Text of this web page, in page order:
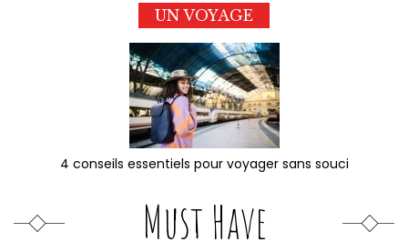
UN VOYAGE
4 conseils essentiels pour voyager sans souci
Must Have